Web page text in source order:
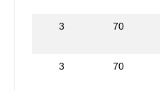
3 70
3 70